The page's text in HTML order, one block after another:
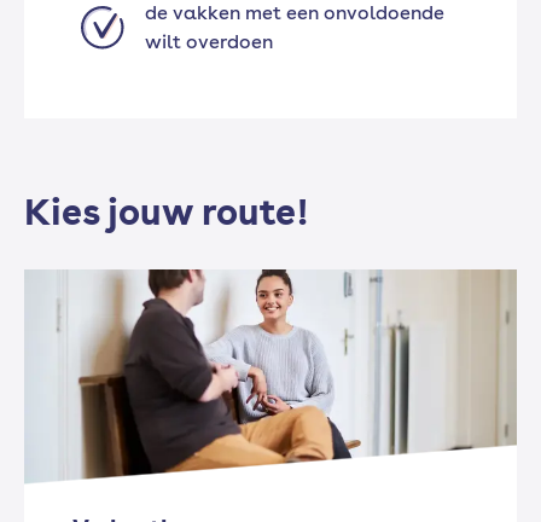
de vakken met een onvoldoende
wilt overdoen
Kies jouw route!